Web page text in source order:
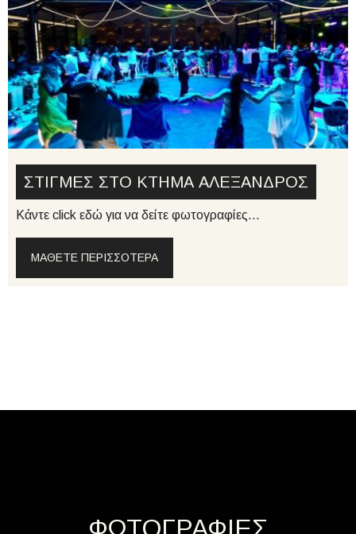
ΣΤΙΓΜΕΣ ΣΤΟ ΚΤΗΜΑ ΑΛΕΞΑΝΔΡΟΣ
Κάντε click εδώ για να δείτε φωτογραφίες...
ΜΆΘΕΤΕ ΠΕΡΙΣΣΌΤΕΡΑ
ΦΩΤΟΓΡΑΦΙΕΣ